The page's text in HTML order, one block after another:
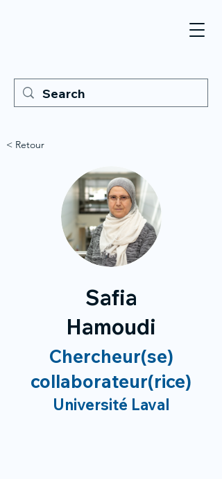
< Retour
Safia
Hamoudi
Chercheur(se)
collaborateur(rice)
Université Laval